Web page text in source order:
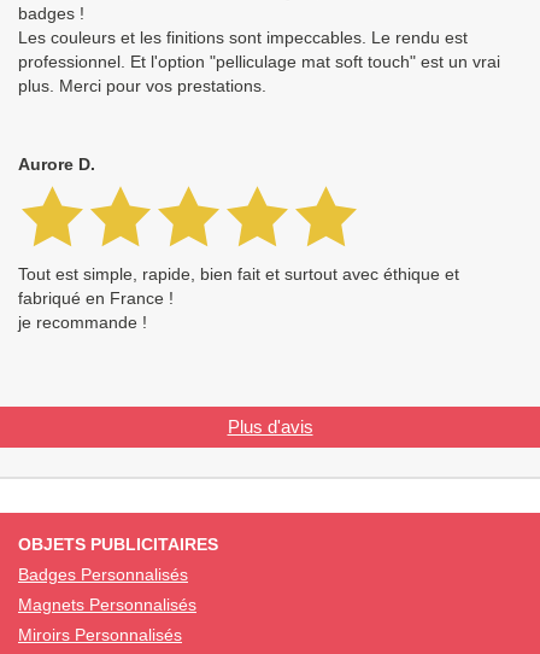
badges !
Les couleurs et les finitions sont impeccables. Le rendu est
professionnel. Et l'option "pelliculage mat soft touch" est un vrai
plus. Merci pour vos prestations.
Aurore D.
Tout est simple, rapide, bien fait et surtout avec éthique et
fabriqué en France !
je recommande !
Plus d'avis
OBJETS PUBLICITAIRES
Badges Personnalisés
Magnets Personnalisés
Miroirs Personnalisés